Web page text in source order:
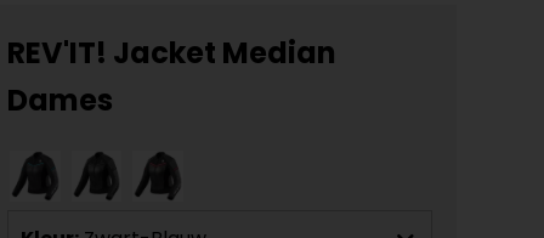
REV'IT! Jacket Median
Dames